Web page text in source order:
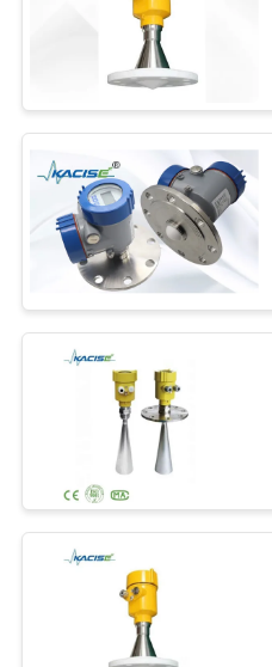
GIÁ
SƠ
TRANG
WEB
MẬT
siêu âm
Đồng hồ
lượng
Bộ cảm
xoáy điện